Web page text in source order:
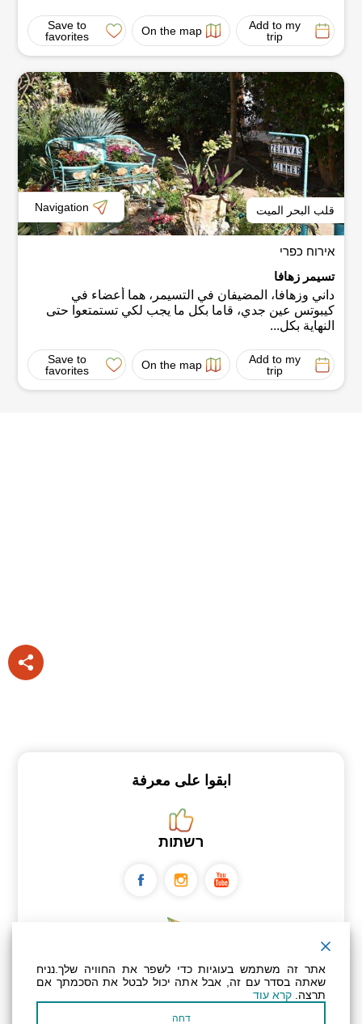
Add to my
trip
On the map
Save to
favorites
قلب البحر الميت Navigation
אירוח כפרי
تسيمر زهافا
داني وزهافا، المضيفان في التسيمر، هما أعضاء في
كيبوتس عين جدي، قاما بكل ما يجب لكي تستمتعوا حتى
النهاية بكل...
Add to my
trip
On the map
Save to
favorites
ابقوا على معرفة
רשתות
عنوان بريدك الإلكتروني
אתר זה משתמש בעוגיות כדי לשפר את החוויה שלך.נניח
שאתה בסדר עם זה, אבל אתה יכול לבטל את הסכמתך אם
תרצה. קרא עוד
דחה